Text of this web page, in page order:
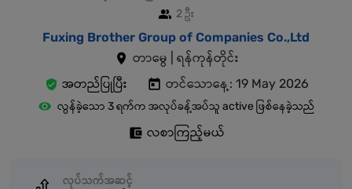
2 ဦး
Fuxing Brother Group of Companies Co.,Ltd
တာမွေ | ရန်ကုန်တိုင်း
အတည်ပြုပြီး
တင်သောနေ့: 19 May 2026
လွန်ခဲ့သော 3 ရက်က အလုပ်ခန့်အပ်သူ active ဖြစ်နေခဲ့သည်
လစာကြည့်မယ်
လုပ်သက်အဆင့်